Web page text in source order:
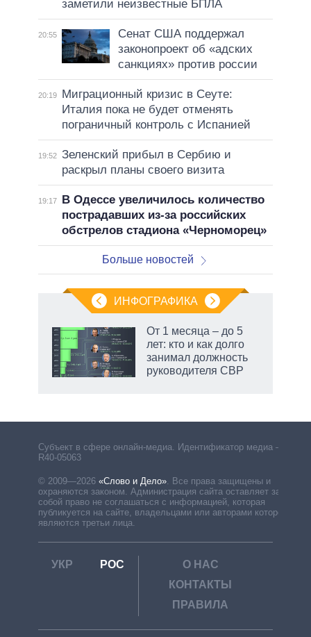
заметили неизвестные БПЛА
20:55
Сенат США поддержал
законопроект об «адских
санкциях» против россии
20:19
Миграционный кризис в Сеуте:
Италия пока не будет отменять
пограничный контроль с Испанией
19:52 Зеленский прибыл в Сербию и
раскрыл планы своего визита
19:17
В Одессе увеличилось количество
пострадавших из-за российских
обстрелов стадиона «Черноморец»
Больше новостей
ИНФОГРАФИКА
От 1 месяца – до 5
лет: кто и как долго
занимал должность
руководителя СВР
Субъект в сфере онлайн-медиа. Идентификатор медиа –
R40-05063
© 2009—2026 «Слово и Дело». Все права защищены и
охраняются законом. Администрация сайта оставляет за
собой право не соглашаться с информацией, которая
публикуется на сайте, владельцами или авторами которой
являются третьи лица.
УКР РОС
О НАС
КОНТАКТЫ
ПРАВИЛА